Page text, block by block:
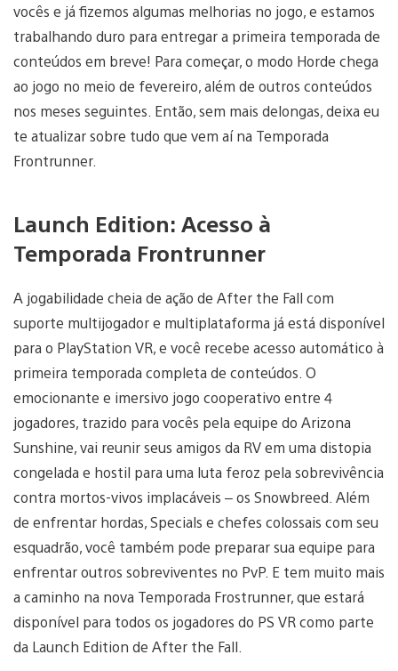
vocês e já fizemos algumas melhorias no jogo, e estamos
trabalhando duro para entregar a primeira temporada de
conteúdos em breve! Para começar, o modo Horde chega
ao jogo no meio de fevereiro, além de outros conteúdos
nos meses seguintes. Então, sem mais delongas, deixa eu
te atualizar sobre tudo que vem aí na Temporada
Frontrunner.
Launch Edition: Acesso à
Temporada Frontrunner
A jogabilidade cheia de ação de After the Fall com
suporte multijogador e multiplataforma já está disponível
para o PlayStation VR, e você recebe acesso automático à
primeira temporada completa de conteúdos. O
emocionante e imersivo jogo cooperativo entre 4
jogadores, trazido para vocês pela equipe do Arizona
Sunshine, vai reunir seus amigos da RV em uma distopia
congelada e hostil para uma luta feroz pela sobrevivência
contra mortos-vivos implacáveis – os Snowbreed. Além
de enfrentar hordas, Specials e chefes colossais com seu
esquadrão, você também pode preparar sua equipe para
enfrentar outros sobreviventes no PvP. E tem muito mais
a caminho na nova Temporada Frostrunner, que estará
disponível para todos os jogadores do PS VR como parte
da Launch Edition de After the Fall.